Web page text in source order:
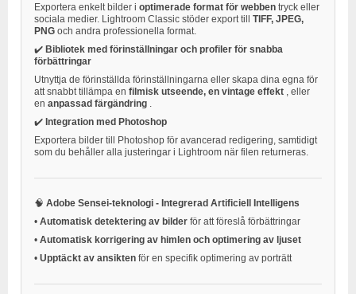
Exportera enkelt bilder i optimerade format för webben tryck eller
sociala medier. Lightroom Classic stöder export till TIFF, JPEG,
PNG och andra professionella format.
✔️ Bibliotek med förinställningar och profiler för snabba
förbättringar
Utnyttja de förinställda förinställningarna eller skapa dina egna för
att snabbt tillämpa en filmisk utseende, en vintage effekt
, eller
en anpassad färgändring
✔️ Integration med Photoshop
Exportera bilder till Photoshop för avancerad redigering, samtidigt
som du behåller alla justeringar i Lightroom när filen returneras.
🧠 Adobe Sensei-teknologi - Integrerad Artificiell Intelligens
• Automatisk detektering av bilder för att föreslå förbättringar
• Automatisk korrigering av himlen och optimering av ljuset
• Upptäckt av ansikten för en specifik optimering av porträtt